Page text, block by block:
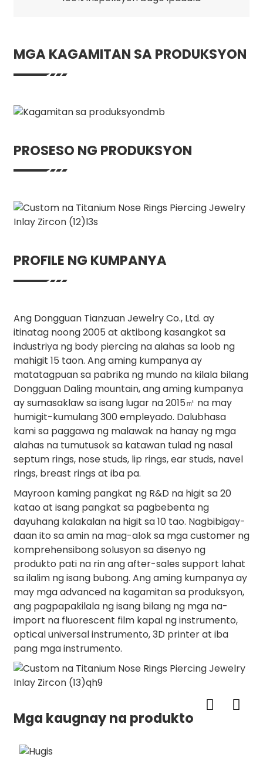
MGA KAGAMITAN SA PRODUKSYON
PROSESO NG PRODUKSYON
PROFILE NG KUMPANYA
Ang Dongguan Tianzuan Jewelry Co., Ltd. ay
itinatag noong 2005 at aktibong kasangkot sa
industriya ng body piercing na alahas sa loob ng
mahigit 15 taon. Ang aming kumpanya ay
matatagpuan sa pabrika ng mundo na kilala bilang
Dongguan Daling mountain, ang aming kumpanya
ay sumasaklaw sa isang lugar na 2015㎡ na may
humigit-kumulang 300 empleyado. Dalubhasa
kami sa paggawa ng malawak na hanay ng mga
alahas na tumutusok sa katawan tulad ng nasal
septum rings, nose studs, lip rings, ear studs, navel
rings, breast rings at iba pa.
Mayroon kaming pangkat ng R&D na higit sa 20
katao at isang pangkat sa pagbebenta ng
dayuhang kalakalan na higit sa 10 tao. Nagbibigay-
daan ito sa amin na mag-alok sa mga customer ng
komprehensibong solusyon sa disenyo ng
produkto pati na rin ang after-sales support lahat
sa ilalim ng isang bubong. Ang aming kumpanya ay
may mga advanced na kagamitan sa produksyon,
ang pagpapakilala ng isang bilang ng mga na-
import na fluorescent film kapal ng instrumento,
optical universal instrumento, 3D printer at iba
pang mga instrumento.
Mga kaugnay na produkto